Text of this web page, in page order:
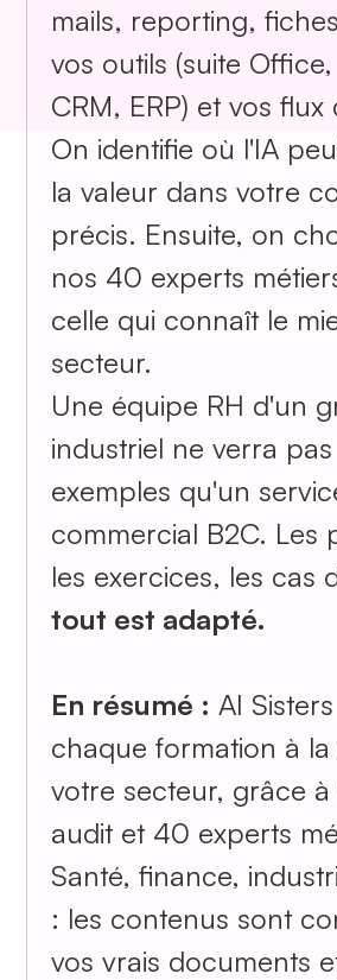
mails, reporting,
vos outils (suite
CRM, ERP) et vos flux
On identifie où l'IA
la valeur dans votre
précis. Ensuite, on
nos 40 experts
celle qui connaît le
secteur.
Une équipe RH d'un
industriel ne verra
exemples qu'un
commercial B2C. Les
les exercices, les cas
tout est adapté.
En résumé : AI
chaque formation à la
votre secteur, grâce
audit et 40 experts
Santé, finance,
: les contenus sont
vos vrais documents